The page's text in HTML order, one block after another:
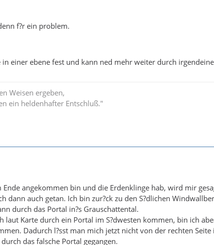
f?r ein problem.
einer ebene fest und kann ned mehr weiter durch
Weisen ergeben,
ein heldenhafter Entschluß."
angekommen bin und die Erdenklinge hab, wird mir
dann auch getan. Ich bin zur?ck zu den S?dlichen
durch das Portal in?s Grauschattental.
laut Karte durch ein Portal im S?dwesten kommen, bin ich
Dadurch l?sst man mich jetzt nicht von der rechten
das falsche Portal gegangen.